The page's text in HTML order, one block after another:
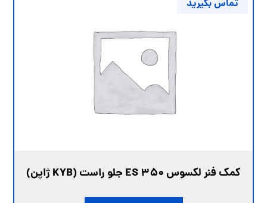
کمک فنر لکسوس ES 350 جلو راست (KYB ژاپن)
تماس بگیرید